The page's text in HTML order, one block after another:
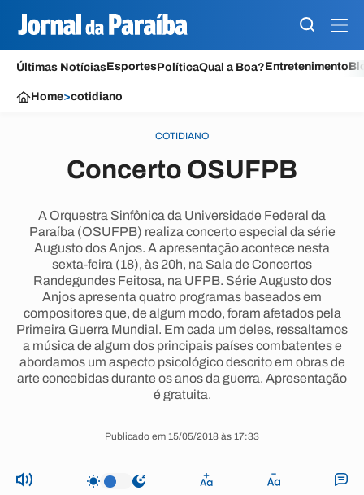
Últimas NotíciasEsportesPolíticaQual a Boa?Entretenimento
Home>cotidiano
COTIDIANO
Concerto OSUFPB
A Orquestra Sinfônica da Universidade Federal da
Paraíba (OSUFPB) realiza concerto especial da série
Augusto dos Anjos. A apresentação acontece nesta
sexta-feira (18), às 20h, na Sala de Concertos
Randegundes Feitosa, na UFPB. Série Augusto dos
Anjos apresenta quatro programas baseados em
compositores que, de algum modo, foram afetados pela
Primeira Guerra Mundial. Em cada um deles, ressaltamos
a música de algum dos principais países combatentes e
abordamos um aspecto psicológico descrito em obras de
arte concebidas durante os anos da guerra. Apresentação
é gratuita.
Publicado em 15/05/2018 às 17:33